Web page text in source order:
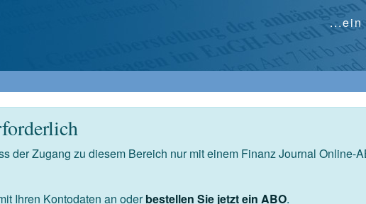
...ein
der Zugang zu diesem Bereich nur mit einem Finanz Journal Online-
Ihren Kontodaten an oderbestellen Sie jetzt ein ABO.